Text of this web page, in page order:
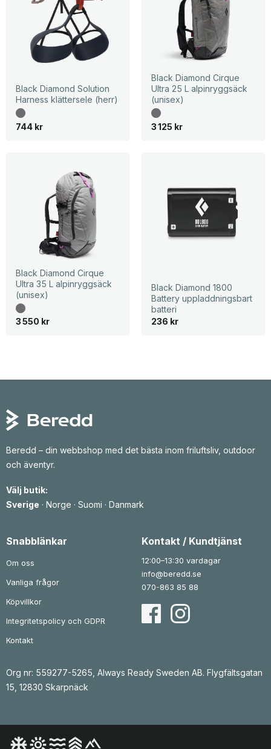
Black Diamond Solution
Harness klättersele (herr)
744 kr
Black Diamond Cirque
Ultra 25 L alpinryggsäck
(unisex)
3 125 kr
Black Diamond Cirque
Ultra 35 L alpinryggsäck
(unisex)
3 550 kr
Black Diamond 1800
Battery uppladdningsbart
batteri
236 kr
Beredd – din webbshop med det bästa inom friluftsliv, outdoor
och äventyr.
Välj butik:
Sverige · Norge · Suomi · Danmark
Snabblänkar
Om oss
Vanliga frågor
Köpvillkor
Integritetspolicy och GDPR
Kontakt
Kontakt / Kundtjänst
12:00–13:30 vardagar
info@beredd.se
070-863 85 88
Org nr: 559277-5265, Always Ready Sweden AB. Flygfältsgatan
15, 12830 Skarpnäck